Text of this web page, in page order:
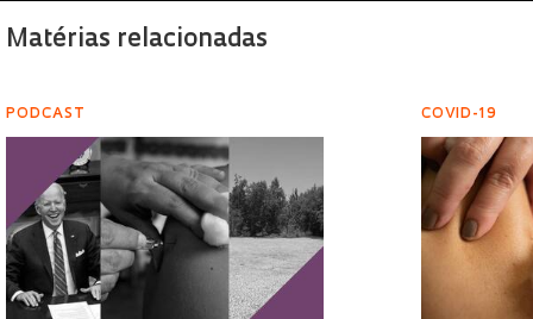
Matérias relacionadas
PODCAST COVID-19